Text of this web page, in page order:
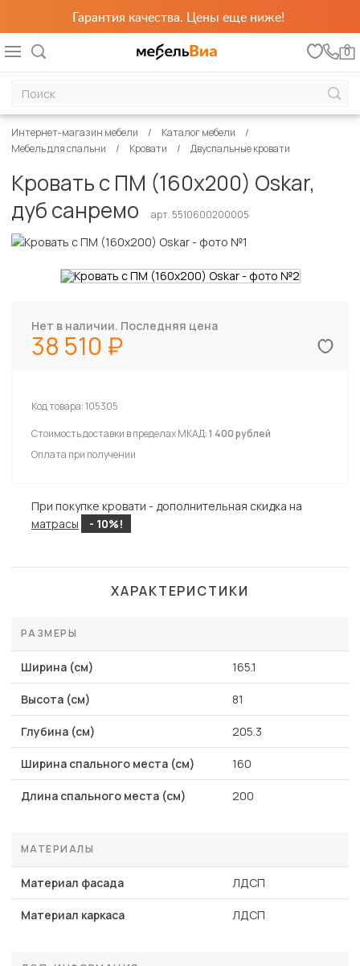
Гарантия качества. Цены еще ниже!
0
Интернет-магазин мебели
Каталог мебели
Мебель для спальни
Кровати Двуспальные кровати
Кровать с ПМ (160х200) Oskar,
дуб санремо
арт. 5510600200005
Нет в наличии. Последняя цена
38 510
Код товара:105305
Стоимость доставки в пределах МКАД:1 400 рублей
Оплата при получении
При покупке кровати - дополнительная скидка на
матрасы
- 10%!
ХАРАКТЕРИСТИКИ
РАЗМЕРЫ
Ширина (см) 165.1
Высота (см) 81
Глубина (см) 205.3
Ширина спального места (см) 160
Длина спального места (см) 200
МАТЕРИАЛЫ
Материал фасада ЛДСП
Материал каркаса ЛДСП